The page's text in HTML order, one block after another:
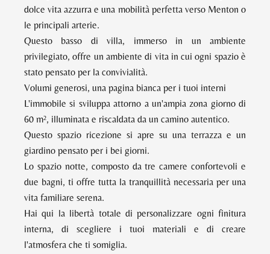
dolce vita azzurra e una mobilità perfetta verso Menton o
le principali arterie.
Questo basso di villa, immerso in un ambiente
privilegiato, offre un ambiente di vita in cui ogni spazio è
stato pensato per la convivialità.
Volumi generosi, una pagina bianca per i tuoi interni
L'immobile si sviluppa attorno a un'ampia zona giorno di
60 m², illuminata e riscaldata da un camino autentico.
Questo spazio ricezione si apre su una terrazza e un
giardino pensato per i bei giorni.
Lo spazio notte, composto da tre camere confortevoli e
due bagni, ti offre tutta la tranquillità necessaria per una
vita familiare serena.
Hai qui la libertà totale di personalizzare ogni finitura
interna, di scegliere i tuoi materiali e di creare
l'atmosfera che ti somiglia.